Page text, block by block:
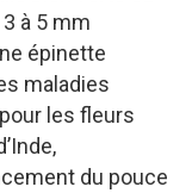
à 5 mm
épinette
maladies
les fleurs
du pouce